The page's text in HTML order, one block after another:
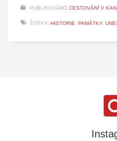
PUBLIKOVÁNO CESTOVÁNÍ V
ŠTÍTKY: HISTORIE, PAMÁTKY,